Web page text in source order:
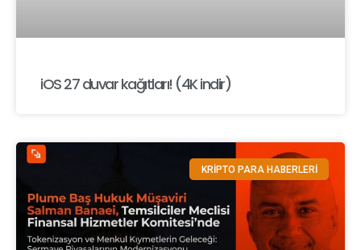
iOS 27 duvar kağıtları! (4K indir)
KRİPTO PARA HABERLERİ